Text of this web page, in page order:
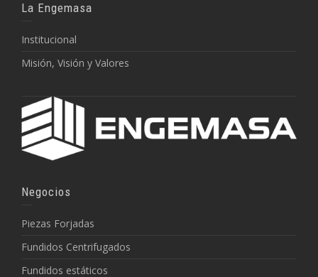
La Engemasa
Institucional
Misión, Visión y Valores
Negocios
Piezas Forjadas
Fundidos Centrifugados
Fundidos estáticos